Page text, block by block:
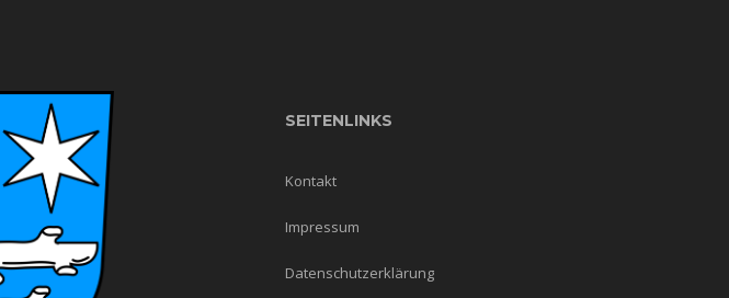
SEITENLINKS
Kontakt
Impressum
Datenschutzerklärung